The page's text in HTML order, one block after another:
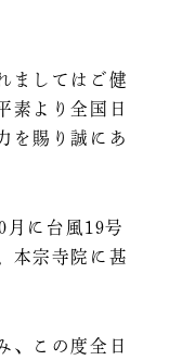
ましてはご健
素より全国日
を賜り誠にあ
月に台風19号
本宗寺院に甚
、この度全日